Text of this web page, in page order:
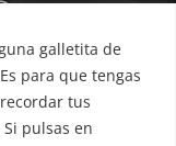
galletita de
para que tengas
tus
pulsas en
y condiciones